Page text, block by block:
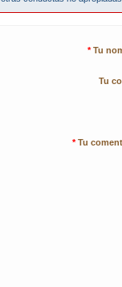
* Tu
Tu
* Tu